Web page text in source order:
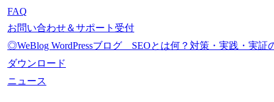
FAQ
お問い合わせ＆サポート受付
◎WeBlog WordPressブログ SEOとは何？対策・実践・実証
ダウンロード
ニュース